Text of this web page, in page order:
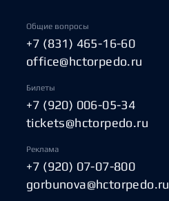
Общие вопросы
+7 (831) 465-16-60
office@hctorpedo.ru
Билеты
+7 (920) 006-05-34
tickets@hctorpedo.ru
Реклама
+7 (920) 07-07-800
gorbunova@hctorpedo.ru